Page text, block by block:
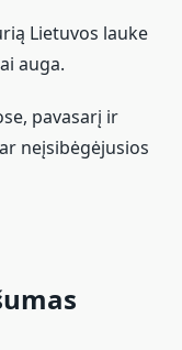
Lietuvos lauke
auga.
pavasarį ir
neįsibėgėjusios